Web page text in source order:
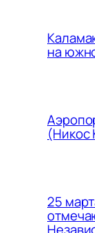
на
(Никос
25